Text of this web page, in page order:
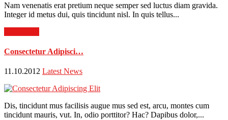
Nam venenatis erat pretium neque semper sed luctus diam gravida.
Integer id metus dui, quis tincidunt nisl. In quis tellus...
Consectetur Adipisci…
11.10.2012 Latest News
Dis, tincidunt mus facilisis augue mus sed est, arcu, montes cum
tincidunt mauris, vut. In, odio porttitor? Hac? Dapibus dolor,...